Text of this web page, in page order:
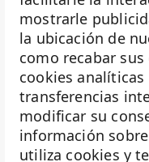
mostrarle
la ubicación de
como recabar
cookies
transferencias
modificar su
información
utiliza cookies y